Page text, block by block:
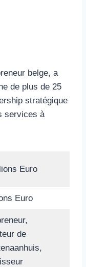
belge, a
de plus de 25
stratégique
services à
Euro
Euro
de